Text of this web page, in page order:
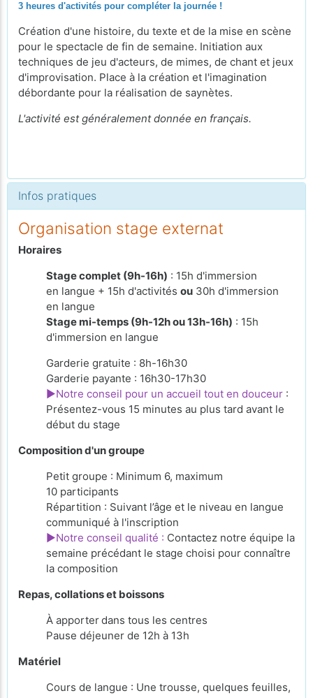
3 heures d'activités pour compléter la journée !
Création d'une histoire, du texte et de la mise en scène
pour le spectacle de fin de semaine. Initiation aux
techniques de jeu d'acteurs, de mimes, de chant et jeux
d'improvisation. Place à la création et l'imagination
débordante pour la réalisation de saynètes.
L'activité est généralement donnée en français.
Infos pratiques
Organisation stage externat
Horaires
Stage complet (9h-16h) : 15h d'immersion
en langue + 15h d'activités ou 30h d'immersion
en langue
Stage mi-temps (9h-12h ou 13h-16h) : 15h
d'immersion en langue
Garderie gratuite : 8h-16h30
Garderie payante : 16h30-17h30
►Notre conseil pour un accueil tout en douceur :
Présentez-vous 15 minutes au plus tard avant le
début du stage
Composition d'un groupe
Petit groupe : Minimum 6, maximum
10 participants
Répartition : Suivant l’âge et le niveau en langue
communiqué à l'inscription
►Notre conseil qualité : Contactez notre équipe la
semaine précédant le stage choisi pour connaître
la composition
Repas, collations et boissons
À apporterdans tous les centres
Pause déjeuner de 12h à 13h
Matériel
Cours de langue : Une trousse, quelques feuilles,